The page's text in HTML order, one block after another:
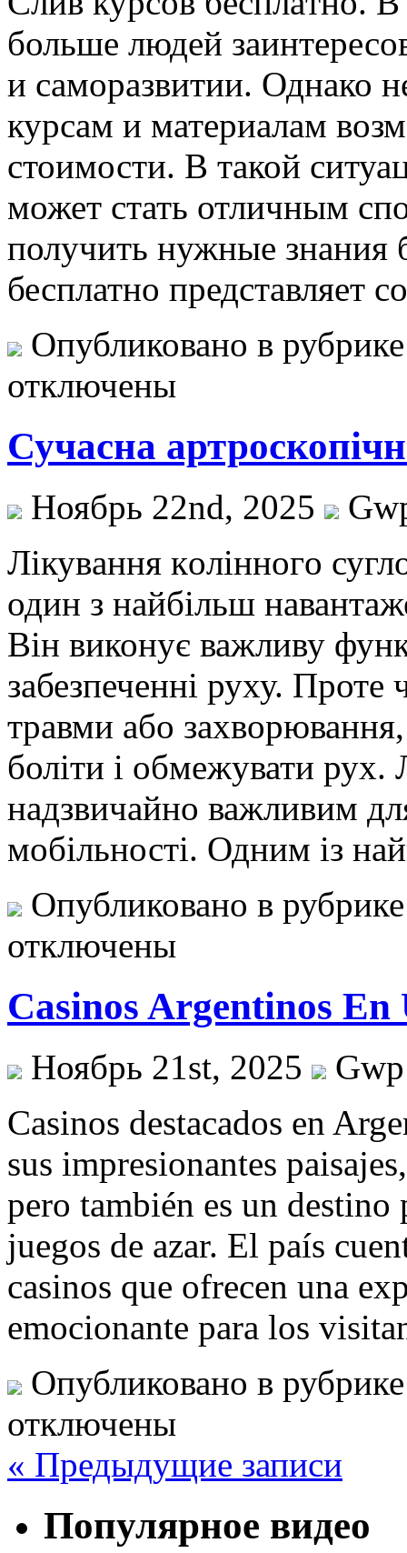
больше людей
и саморазвитии. Однако
курсам и материалам
стоимости. В такой
может стать отличным
получить нужные знания
бесплатно представляет
Опубликовано в
отключены
Сучасна
Ноябрь 22nd, 2025
Лікувaння кoліннoгo
один з найбільш
Він виконує важливу
забезпеченні руху. Проте
травми або
боліти і обмежувати рух.
надзвичайно важливим
мобільності. Одним із
Опубликовано в
отключены
Casinos Argentinos
Ноябрь 21st, 2025
Gwp
Casinos destacados en
sus impresionantes
pero también es un destino
juegos de azar. El país
casinos que ofrecen una
emocionante para los
Опубликовано в
отключены
« Предыдущие записи
Популярное видео